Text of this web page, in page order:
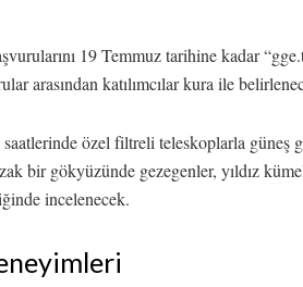
19 Temmuz tarihine kadar
arasından katılımcılar kura ile
saatlerinde özel filtreli teleskoplarla
bir gökyüzünde gezegenler, yıldız
incelenecek.